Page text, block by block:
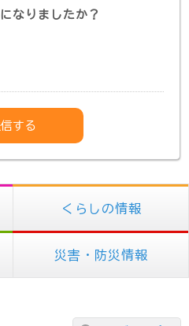
なりましたか？
くらしの情報
災害・防災情報